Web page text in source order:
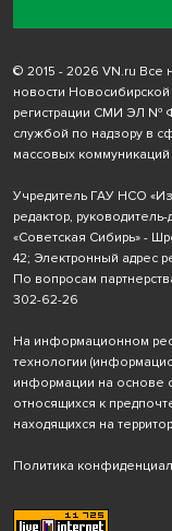
© 2015 - 2026 VN.ru Все
новости
регистрации СМИ ЭЛ №
службой по надзору в
массовых коммуникаций
Учредитель ГАУ НСО
редактор,
«Советская Сибирь» -
42; Электронный адрес
По вопросам
302-62-26
На информационном
технологии
информации на основе
относящихся к
находящихся на
Политика